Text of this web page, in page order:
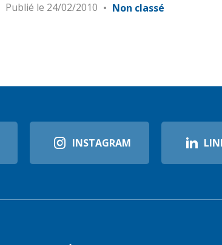
Publié le 24/02/2010 Non classé
INSTAGRAM